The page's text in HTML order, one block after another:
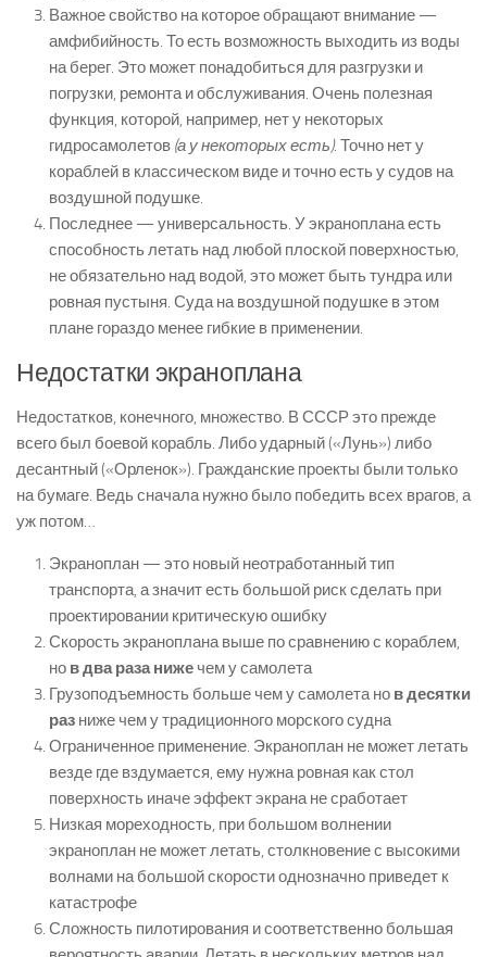
Важное свойство на которое обращают внимание —
амфибийность. То есть возможность выходить из воды
на берег. Это может понадобиться для разгрузки и
погрузки, ремонта и обслуживания. Очень полезная
функция, которой, например, нет у некоторых
гидросамолетов (а у некоторых есть). Точно нет у
кораблей в классическом виде и точно есть у судов на
воздушной подушке.
Последнее — универсальность. У экраноплана есть
способность летать над любой плоской поверхностью,
не обязательно над водой, это может быть тундра или
ровная пустыня. Суда на воздушной подушке в этом
плане гораздо менее гибкие в применении.
Недостатки экраноплана
Недостатков, конечного, множество. В СССР это прежде
всего был боевой корабль. Либо ударный («Лунь») либо
десантный («Орленок»). Гражданские проекты были только
на бумаге. Ведь сначала нужно было победить всех врагов, а
уж потом…
Экраноплан — это новый неотработанный тип
транспорта, а значит есть большой риск сделать при
проектировании критическую ошибку
Скорость экраноплана выше по сравнению с кораблем,
но в два раза ниже чем у самолета
Грузоподъемность больше чем у самолета но в десятки
раз ниже чем у традиционного морского судна
Ограниченное применение. Экраноплан не может летать
везде где вздумается, ему нужна ровная как стол
поверхность иначе эффект экрана не сработает
Низкая мореходность, при большом волнении
экраноплан не может летать, столкновение с высокими
волнами на большой скорости однозначно приведет к
катастрофе
Сложность пилотирования и соответственно большая